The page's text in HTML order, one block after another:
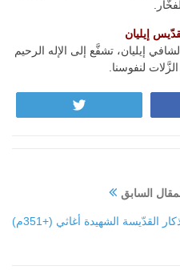
إيليان
إيليان، تشفَّع إلى الإله الرحيم
لنفوسنا.
السابق
القدّيسة الشهيدة أغاثي (+351م)